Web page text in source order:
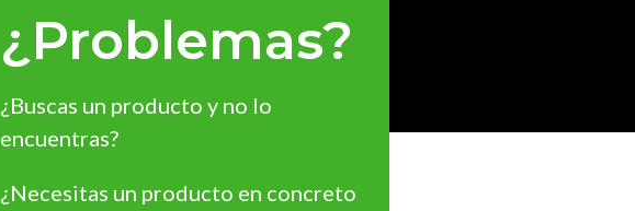
¡Envío
¿Problemas?
¿Buscas un producto y no lo
encuentras?
¿Necesitas un producto en concreto